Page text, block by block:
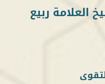
العلامة ربيع